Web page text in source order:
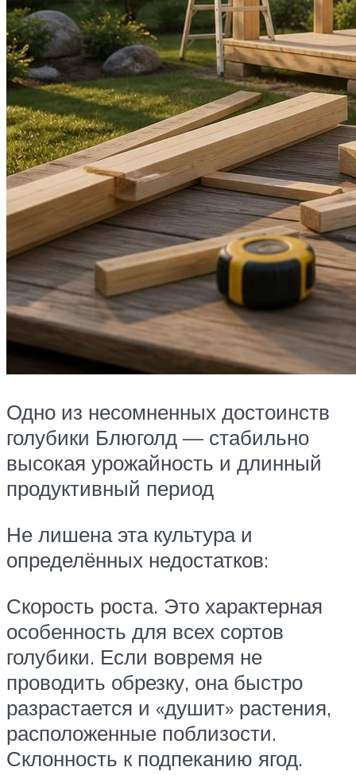
Одно из несомненных достоинств
голубики Блюголд — стабильно
высокая урожайность и длинный
продуктивный период
Не лишена эта культура и
определённых недостатков:
Скорость роста. Это характерная
особенность для всех сортов
голубики. Если вовремя не
проводить обрезку, она быстро
разрастается и «душит» растения,
расположенные поблизости.
Склонность к подпеканию ягод.